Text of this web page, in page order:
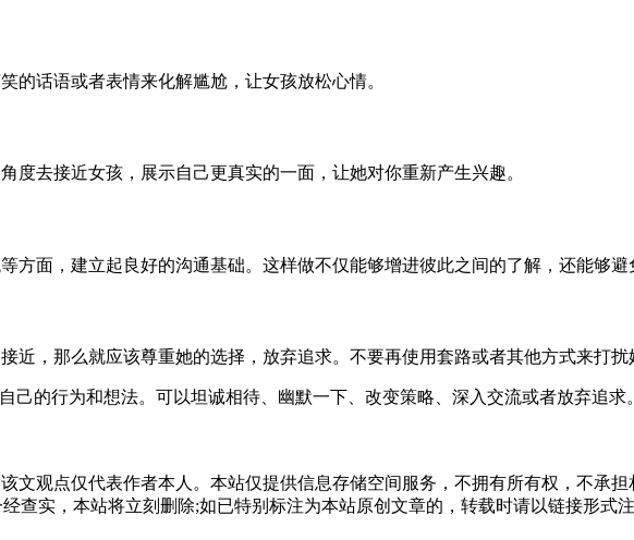
的话语或者表情来化解尴尬，让女孩放松心情。
度去接近女孩，展示自己更真实的一面，让她对你重新产生兴趣。
方面，建立起良好的沟通基础。这样做不仅能够增进彼此之间的了解，还能够避
近，那么就应该尊重她的选择，放弃追求。不要再使用套路或者其他方式来打扰
己的行为和想法。可以坦诚相待、幽默一下、改变策略、深入交流或者放弃追
文观点仅代表作者本人。本站仅提供信息存储空间服务，不拥有所有权，不承
查实，本站将立刻删除;如已特别标注为本站原创文章的，转载时请以链接形式